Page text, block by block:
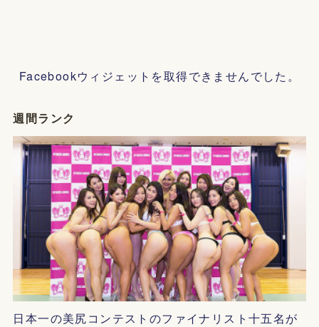
Facebookウィジェットを取得できませんでした。
週間ランク
日本一の美尻コンテストのファイナリスト十五名が